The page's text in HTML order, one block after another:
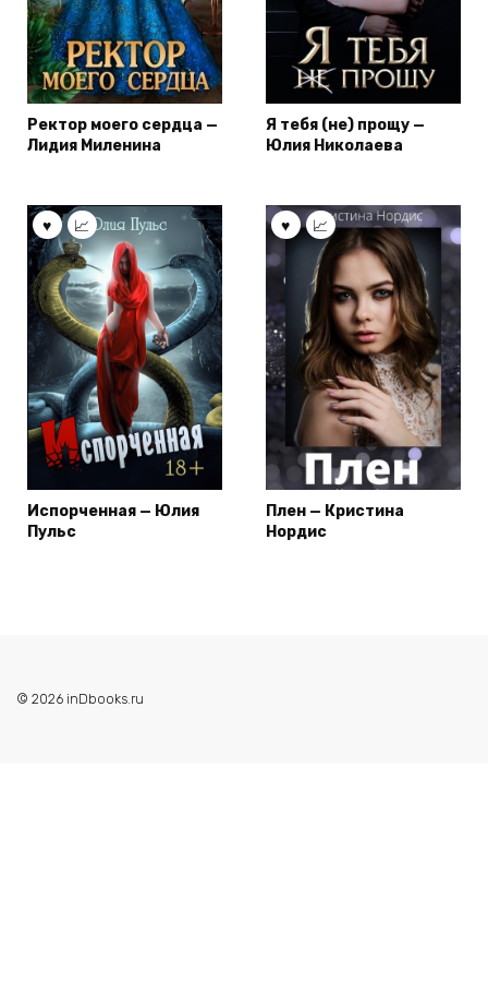
Ректор моего сердца —
Лидия Миленина
Я тебя (не) прощу —
Юлия Николаева
Испорченная — Юлия
Пульс
Плен — Кристина
Нордис
© 2026 inDbooks.ru